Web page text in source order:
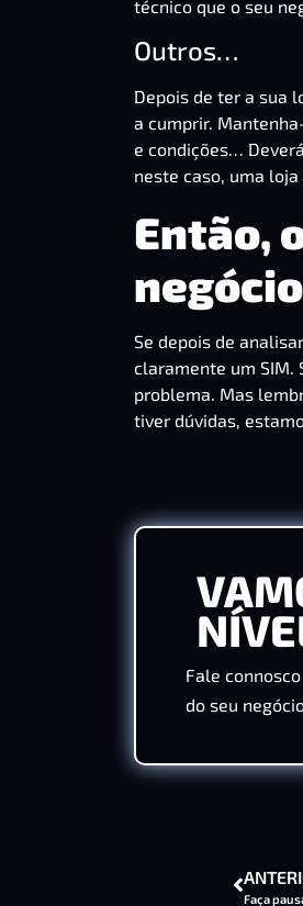
técnico que o seu
Outros…
Depois de ter a sua
a cumprir.
e condições…
neste caso, uma
Então,
Se depois de
claramente um SIM.
problema. Mas
tiver dúvidas,
Fale
do seu